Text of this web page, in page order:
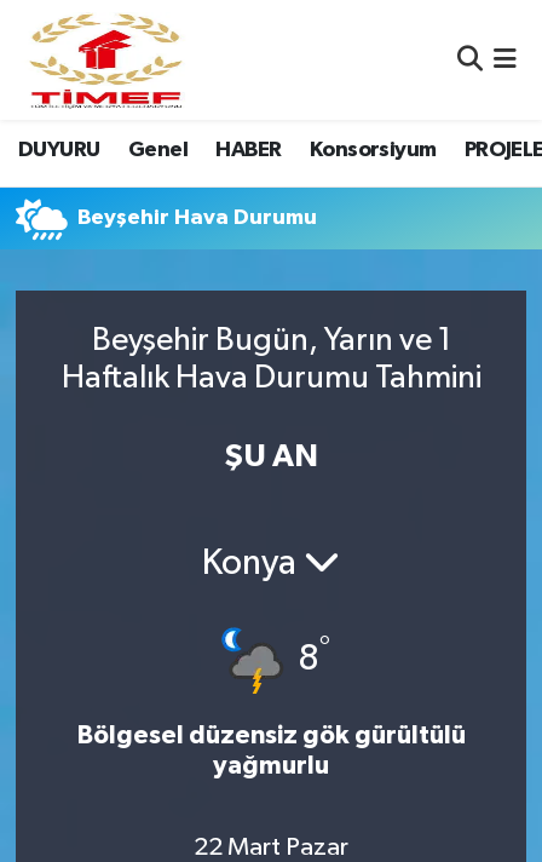
DUYURU Genel HABER Konsorsiyum
Beyşehir Hava Durumu
Beyşehir Bugün, Yarın ve 1
Haftalık Hava Durumu Tahmini
ŞU AN
Konya
8°
Bölgesel düzensiz gök gürültülü
yağmurlu
22 Mart Pazar
Anasayfa Kutu
Anasayfa Manşet
Canlı Yayın
Erasmus
PROJELER İNGİLİZCE
Nöbetçi Eczaneler
Hava Durumu
Namaz Vakitleri
Süper Lig Puan Durumu ve Fikstür
Son Dakika Haberleri